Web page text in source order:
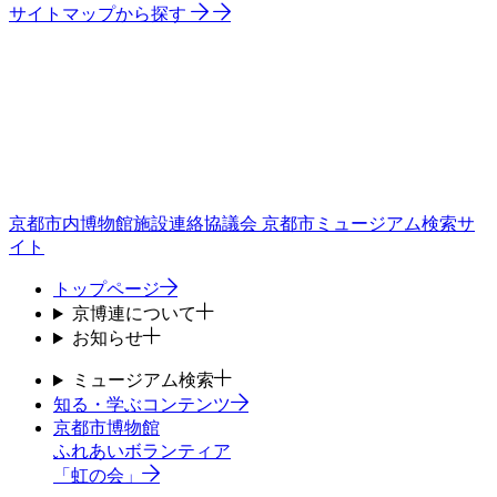
サイトマップから探す
京都市内博物館施設連絡協議会 京都市ミュージアム検索サ
イト
トップページ
京博連について
お知らせ
ミュージアム検索
知る・学ぶコンテンツ
京都市博物館
ふれあいボランティア
「虹の会」